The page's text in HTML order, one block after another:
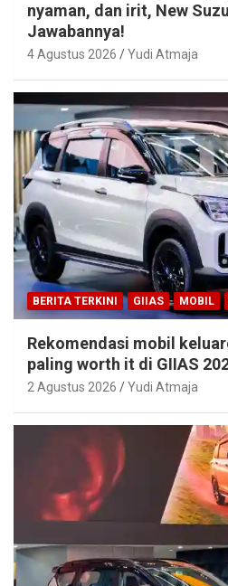
nyaman, dan irit, New
Jawabannya!
4 Agustus 2026 Yudi Atmaja
BERITA TERKINI GIIAS MOBIL
Rekomendasi mobil
paling worth it di GIIAS
2 Agustus 2026 Yudi Atmaja